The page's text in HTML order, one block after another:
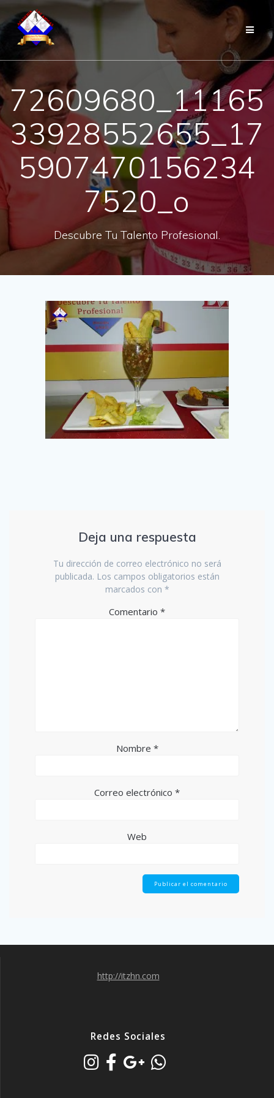
Saltar
contenido
72609680_11165
33928552655_17
5907470156234
7520_o
Descubre Tu Talento Profesional.
Deja una respuesta
Tu dirección de correo electrónico no será
publicada. Los campos obligatorios están
marcados con *
Comentario *
Nombre *
Correo electrónico *
Web
http://itzhn.com
Redes Sociales